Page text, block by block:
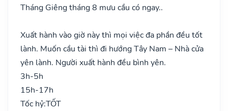
Tháng Giêng tháng 8 mưu cầu có ngay..
Xuất hành vào giờ này thì mọi việc đa phần đều tốt
lành. Muốn cầu tài thì đi hướng Tây Nam – Nhà cửa
yên lành. Người xuất hành đều bình yên.
3h-5h
15h-17h
Tốc hỷ:TỐT